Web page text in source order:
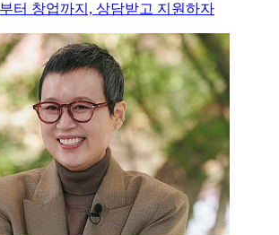
터 창업까지, 상담받고 지원하자